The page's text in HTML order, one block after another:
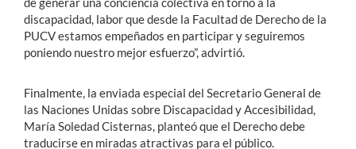
discapacidad, labor que desde la Facultad de Derecho de la
PUCV estamos empeñados en participar y seguiremos
poniendo nuestro mejor esfuerzo”, advirtió.
Finalmente, la enviada especial del Secretario General de
las Naciones Unidas sobre Discapacidad y Accesibilidad,
María Soledad Cisternas, planteó que el Derecho debe
traducirse en miradas atractivas para el público.